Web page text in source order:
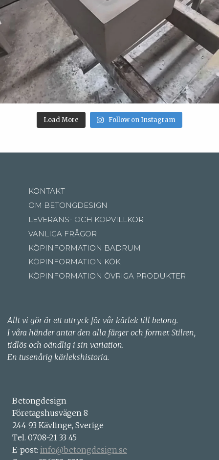
Load More Follow on Instagram
KONTAKT
OM BETONGDESIGN
LEVERANS- OCH KÖPVILLKOR
VANLIGA FRÅGOR
KÖPINFORMATION BADRUM
KÖPINFORMATION KÖK
KÖPINFORMATION ÖVRIGA PRODUKTER
Allt vi gör är ett uttryck för vår kärlek till betong.
I våra händer antar den alla färger och former. Stilren,
tidlös och oändlig i sin variation.
En tusenårig kärlekshistoria.
Betongdesign
Företagshusvägen 8
244 93 Kävlinge, Sverige
Tel. 0708-21 33 45
E-post: info@betongdesign.se